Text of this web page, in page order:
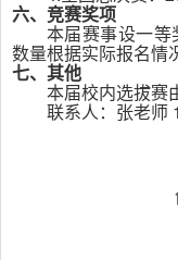
六、竞赛奖项
本届赛事设一
数量根据实际报名情
七、其他
本届校内选拔赛
联系人：张老师